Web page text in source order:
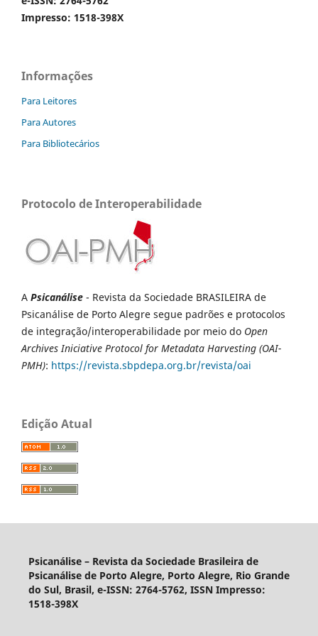
Impresso: 1518-398X
Informações
Para Leitores
Para Autores
Para Bibliotecários
Protocolo de Interoperabilidade
A Psicanálise - Revista da Sociedade BRASILEIRA de
Psicanálise de Porto Alegre segue padrões e protocolos
de integração/interoperabilidade por meio do Open
Archives Iniciative Protocol for Metadata Harvesting (OAI-
PMH): https://revista.sbpdepa.org.br/revista/oai
Edição Atual
Psicanálise – Revista da Sociedade Brasileira de
Psicanálise de Porto Alegre, Porto Alegre, Rio Grande
do Sul, Brasil, e-ISSN: 2764-5762, ISSN Impresso:
1518-398X